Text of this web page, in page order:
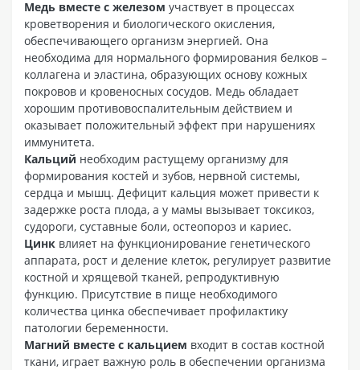
Медь вместе с железом участвует в процессах
кроветворения и биологического окисления,
обеспечивающего организм энергией. Она
необходима для нормального формирования белков –
коллагена и эластина, образующих основу кожных
покровов и кровеносных сосудов. Медь обладает
хорошим противовоспалительным действием и
оказывает положительный эффект при нарушениях
иммунитета.
Кальций необходим растущему организму для
формирования костей и зубов, нервной системы,
сердца и мышц. Дефицит кальция может привести к
задержке роста плода, а у мамы вызывает токсикоз,
судороги, суставные боли, остеопороз и кариес.
Цинк влияет на функционирование генетического
аппарата, рост и деление клеток, регулирует развитие
костной и хрящевой тканей, репродуктивную
функцию. Присутствие в пище необходимого
количества цинка обеспечивает профилактику
патологии беременности.
Магний вместе с кальцием входит в состав костной
ткани, играет важную роль в обеспечении организма